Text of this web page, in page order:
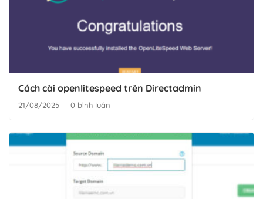
Cách cài openlitespeed trên Directadmin
21/08/2025 0 bình luận